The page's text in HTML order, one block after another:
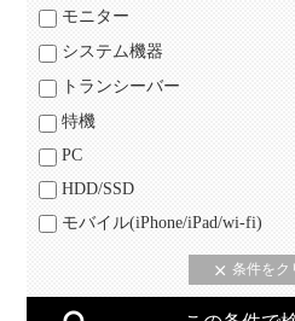
モニター
システム機器
トランシーバー
特機
PC
HDD/SSD
モバイル(iPhone/iPad/wi-fi)